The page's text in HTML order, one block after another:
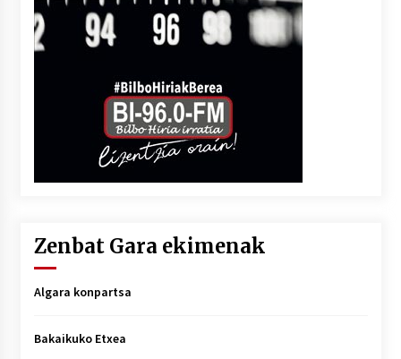
Zenbat Gara ekimenak
Algara konpartsa
Bakaikuko Etxea